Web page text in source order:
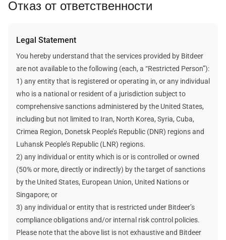
по каждому плану можно просматривать на панели
Более подробная информация указана в статье нашего
справочного центра..
помощью статических расчётов можно подсчитать
и данных майнинга лежит предположение, что стоимость
криптовалюты в будущем, сложность майнинга и
награда за блок — это постоянные и неизменяемые
величины.
Bitdeer не дает никаких гарантий относительно будущих
доходов. Любые указанные цифры будущих доходов
являются приблизительными оценками и
предположениями. На фактический доход влияет
множество факторов, не зависящих от Bitdeer.
Отказ от ответственности
Legal Statement
You hereby understand that the services provided by Bitdeer
are not available to the following (each, a “Restricted Person”):
1) any entity that is registered or operating in, or any individual
who is a national or resident of a jurisdiction subject to
comprehensive sanctions administered by the United States,
including but not limited to Iran, North Korea, Syria, Cuba,
Crimea Region, Donetsk People’s Republic (DNR) regions and
Luhansk People’s Republic (LNR) regions.
2) any individual or entity which is or is controlled or owned
(50% or more, directly or indirectly) by the target of sanctions
by the United States, European Union, United Nations or
Singapore; or
3) any individual or entity that is restricted under Bitdeer’s
compliance obligations and/or internal risk control policies.
Please note that the above list is not exhaustive and Bitdeer